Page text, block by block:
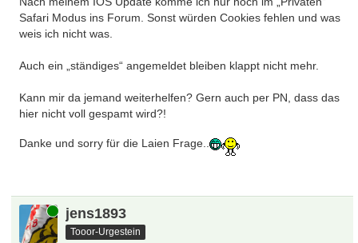
Safari Modus ins Forum. Sonst würden Cookies fehlen und was
weis ich nicht was.
Auch ein „ständiges“ angemeldet bleiben klappt nicht mehr.
Kann mir da jemand weiterhelfen? Gern auch per PN, dass das
hier nicht voll gespamt wird?!
Danke und sorry für die Laien Frage..
Online jens1893
Tooor-Urgestein